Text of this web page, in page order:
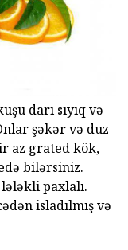
darı sıyıq və
şəkər və duz
az grated kök,
bilərsiniz.
paxlalı.
isladılmış və